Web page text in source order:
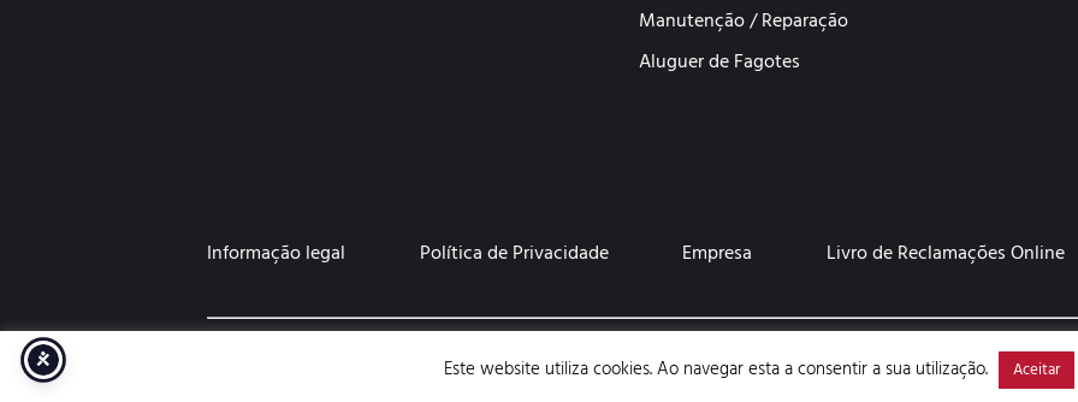
Manutenção / Reparação
Aluguer de Fagotes
Informação legal Política de Privacidade Empresa Livro de Reclamações Online
ImparPower
Este website utiliza cookies. Ao navegar esta a consentir a sua utilização. Aceitar